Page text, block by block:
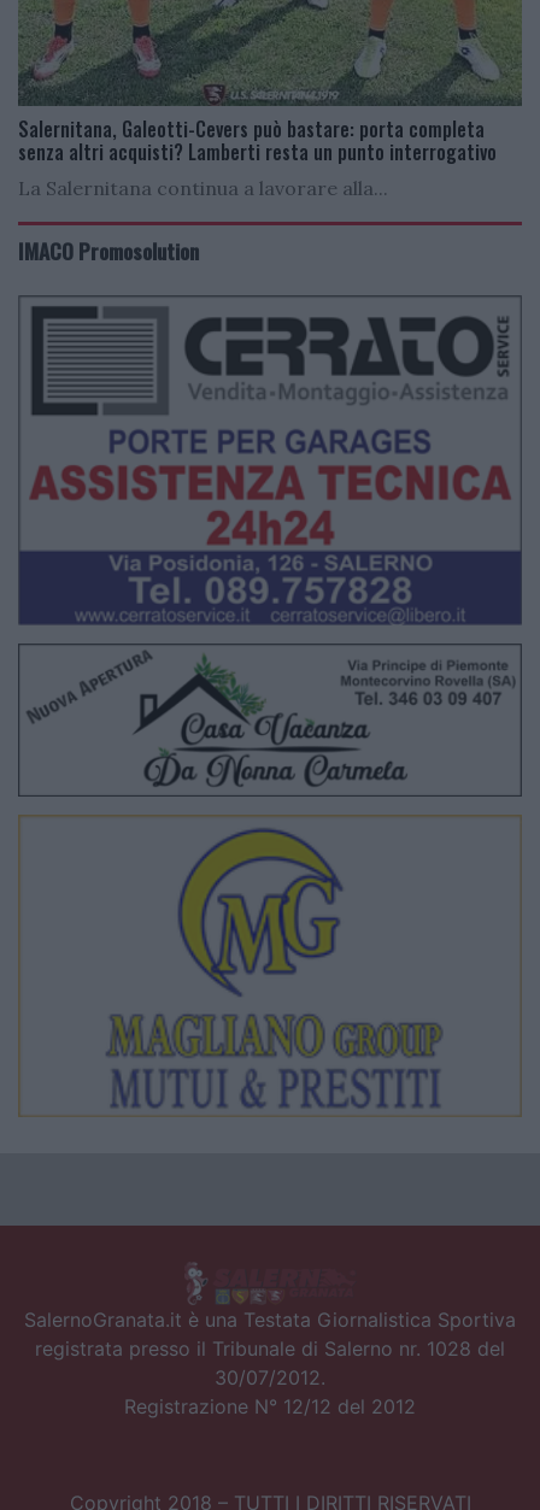
Salernitana, Galeotti-Cevers può bastare: porta completa
senza altri acquisti? Lamberti resta un punto interrogativo
La Salernitana continua a lavorare alla...
IMACO Promosolution
SalernoGranata.it è una Testata Giornalistica Sportiva
registrata presso il Tribunale di Salerno nr. 1028 del
30/07/2012.
Registrazione N° 12/12 del 2012
Copyright 2018 – TUTTI I DIRITTI RISERVATI